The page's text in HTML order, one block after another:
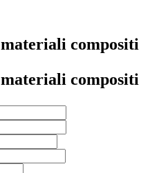
compositi
compositi